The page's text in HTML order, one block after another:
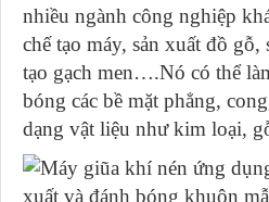
nhiều ngành công nghiệp
chế tạo máy, sản xuất đồ gỗ,
tạo gạch men….Nó có thể
bóng các bề mặt phẳng,
dạng vật liệu như kim loại,